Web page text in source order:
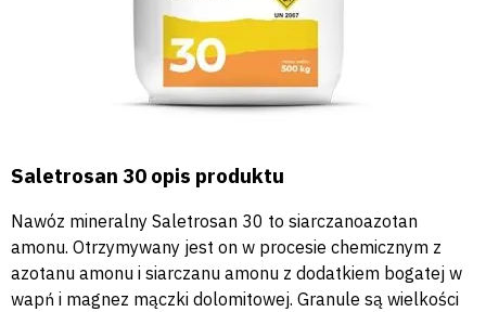
Saletrosan 30 opis produktu
Nawóz mineralny Saletrosan 30 to siarczanoazotan
amonu. Otrzymywany jest on w procesie chemicznym z
azotanu amonu i siarczanu amonu z dodatkiem bogatej w
wapń i magnez mączki dolomitowej. Granule są wielkości